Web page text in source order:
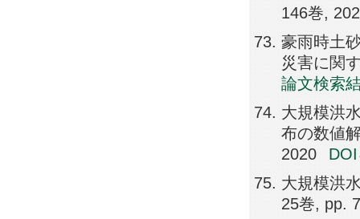
146巻,
豪雨時土
災害に関
論文検索
大規模洪
布の数値
2020
大規模洪
25巻, pp.